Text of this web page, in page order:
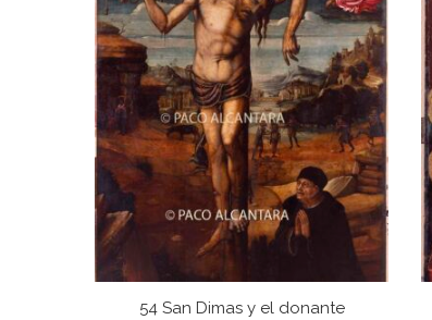
54 San Dimas y el donante